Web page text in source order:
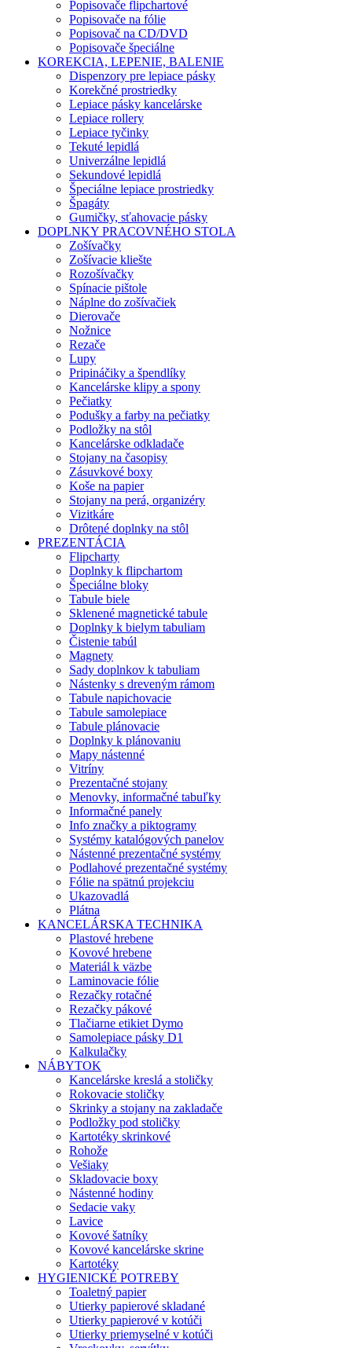
Popisovače flipchartové
Popisovače na fólie
Popisovač na CD/DVD
Popisovače špeciálne
KOREKCIA, LEPENIE, BALENIE
Dispenzory pre lepiace pásky
Korekčné prostriedky
Lepiace pásky kancelárske
Lepiace rollery
Lepiace tyčinky
Tekuté lepidlá
Univerzálne lepidlá
Sekundové lepidlá
Špeciálne lepiace prostriedky
Špagáty
Gumičky, sťahovacie pásky
DOPLNKY PRACOVNÉHO STOLA
Zošívačky
Zošívacie kliešte
Rozošívačky
Spínacie pištole
Náplne do zošívačiek
Dierovače
Nožnice
Rezače
Lupy
Pripináčiky a špendlíky
Kancelárske klipy a spony
Pečiatky
Podušky a farby na pečiatky
Podložky na stôl
Kancelárske odkladače
Stojany na časopisy
Zásuvkové boxy
Koše na papier
Stojany na perá, organizéry
Vizitkáre
Drôtené doplnky na stôl
PREZENTÁCIA
Flipcharty
Doplnky k flipchartom
Špeciálne bloky
Tabule biele
Sklenené magnetické tabule
Doplnky k bielym tabuliam
Čistenie tabúl
Magnety
Sady doplnkov k tabuliam
Nástenky s dreveným rámom
Tabule napichovacie
Tabule samolepiace
Tabule plánovacie
Doplnky k plánovaniu
Mapy nástenné
Vitríny
Prezentačné stojany
Menovky, informačné tabuľky
Informačné panely
Info značky a piktogramy
Systémy katalógových panelov
Nástenné prezentačné systémy
Podlahové prezentačné systémy
Fólie na spätnú projekciu
Ukazovadlá
Plátna
KANCELÁRSKA TECHNIKA
Plastové hrebene
Kovové hrebene
Materiál k väzbe
Laminovacie fólie
Rezačky rotačné
Rezačky pákové
Tlačiarne etikiet Dymo
Samolepiace pásky D1
Kalkulačky
NÁBYTOK
Kancelárske kreslá a stoličky
Rokovacie stoličky
Skrinky a stojany na zakladače
Podložky pod stoličky
Kartotéky skrinkové
Rohože
Vešiaky
Skladovacie boxy
Nástenné hodiny
Sedacie vaky
Lavice
Kovové šatníky
Kovové kancelárske skrine
Kartotéky
HYGIENICKÉ POTREBY
Toaletný papier
Utierky papierové skladané
Utierky papierové v kotúči
Utierky priemyselné v kotúči